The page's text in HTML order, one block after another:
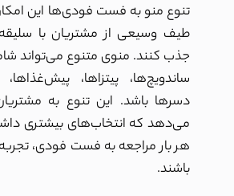
تنوع منو به فست فودی‌ها این
طیف وسیعی از مشتریان با
جذب کنند. منوی متنوع می‌تواند
ساندویچ‌ها، پیتزاها،
دسرها باشد. این تنوع به
می‌دهد که انتخاب‌های بیشتری
هر بار مراجعه به فست فودی،
باشند.